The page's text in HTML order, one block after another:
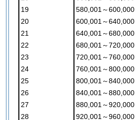
19
580,001～600,000
20
600,001～640,000
21
640,001～680,000
22
680,001～720,000
23
720,001～760,000
24
760,001～800,000
25
800,001～840,000
26
840,001～880,000
27
880,001～920,000
28
920,001～960,000